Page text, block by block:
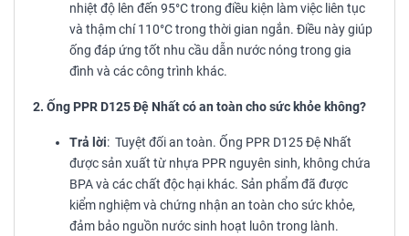
nhiệt độ lên đến 95°C trong điều kiện làm việc liên tục
và thậm chí 110°C trong thời gian ngắn. Điều này giúp
ống đáp ứng tốt nhu cầu dẫn nước nóng trong gia
đình và các công trình khác.
2. Ống PPR D125 Đệ Nhất có an toàn cho sức khỏe không?
Trả lời: Tuyệt đối an toàn. Ống PPR D125 Đệ Nhất
được sản xuất từ nhựa PPR nguyên sinh, không chứa
BPA và các chất độc hại khác. Sản phẩm đã được
kiểm nghiệm và chứng nhận an toàn cho sức khỏe,
đảm bảo nguồn nước sinh hoạt luôn trong lành.